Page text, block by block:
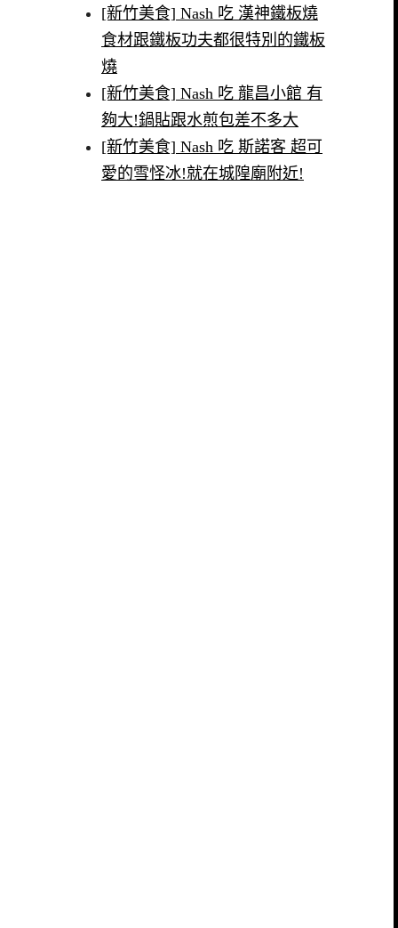
[新竹美食] Nash 吃 漢神鐵板燒
食材跟鐵板功夫都很特別的鐵板
燒
[新竹美食] Nash 吃 龍昌小館 有
夠大!鍋貼跟水煎包差不多大
[新竹美食] Nash 吃 斯諾客 超可
愛的雪怪冰!就在城隍廟附近!